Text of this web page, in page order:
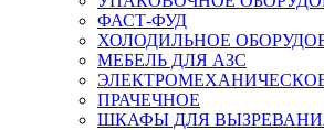
ФАСТ-ФУД
ХОЛОДИЛЬНОЕ
МЕБЕЛЬ ДЛЯ АЗС
ПРАЧЕЧНОЕ
ШКАФЫ ДЛЯ